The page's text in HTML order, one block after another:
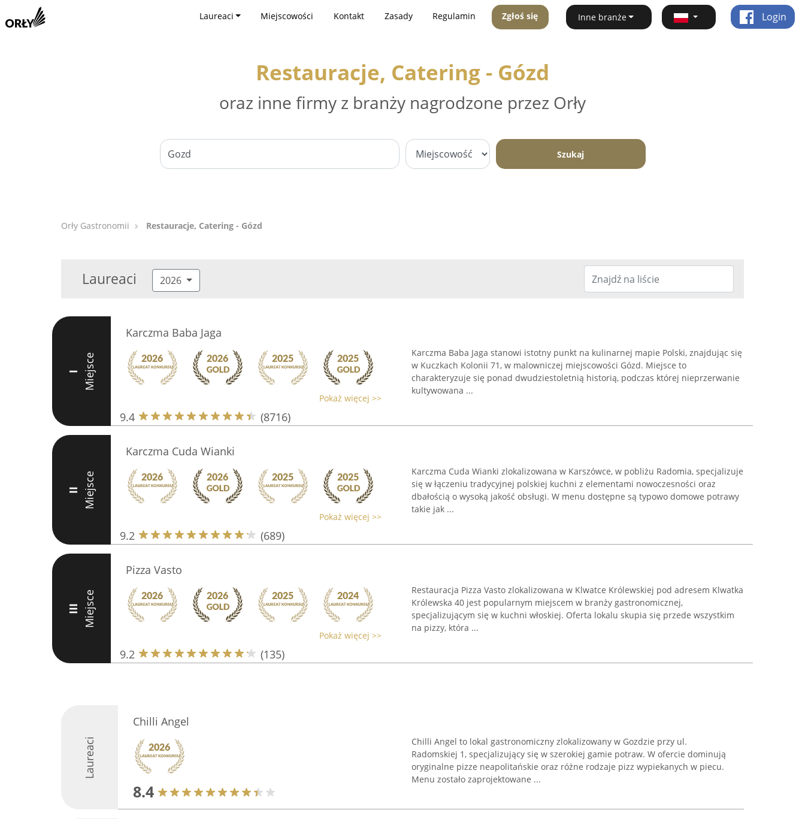
Laureaci Miejscowości Kontakt Zasady Regulamin Zgłoś się Inne branże Login
Restauracje, Catering - Gózd
oraz inne firmy z branży nagrodzone przez Orły
Szukaj
Orły Gastronomii Restauracje, Catering - Gózd
Laureaci 2026
I Miejsce
Karczma Baba Jaga
Pokaż więcej >>
9.4 (8716)
Karczma Baba Jaga stanowi istotny punkt na kulinarnej mapie Polski, znajdując się
w Kuczkach Kolonii 71, w malowniczej miejscowości Gózd. Miejsce to
charakteryzuje się ponad dwudziestoletnią historią, podczas której nieprzerwanie
kultywowana ...
II Miejsce
Karczma Cuda Wianki
Pokaż więcej >>
9.2 (689)
Karczma Cuda Wianki zlokalizowana w Karszówce, w pobliżu Radomia, specjalizuje
się w łączeniu tradycyjnej polskiej kuchni z elementami nowoczesności oraz
dbałością o wysoką jakość obsługi. W menu dostępne są typowo domowe potrawy
takie jak ...
III Miejsce
Pizza Vasto
Pokaż więcej >>
9.2 (135)
Restauracja Pizza Vasto zlokalizowana w Klwatce Królewskiej pod adresem Klwatka
Królewska 40 jest popularnym miejscem w branży gastronomicznej,
specjalizującym się w kuchni włoskiej. Oferta lokalu skupia się przede wszystkim
na pizzy, która ...
Laureaci
Chilli Angel
8.4
Chilli Angel to lokal gastronomiczny zlokalizowany w Gozdzie przy ul.
Radomskiej 1, specjalizujący się w szerokiej gamie potraw. W ofercie dominują
oryginalne pizze neapolitańskie oraz różne rodzaje pizz wypiekanych w piecu.
Menu zostało zaprojektowane ...